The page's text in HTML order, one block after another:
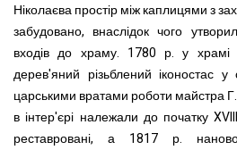
Ніколаєва простір між каплицями з
забудовано, внаслідок чого
входів до храму. 1780 р. у храмі
дерев'яний різьблений іконостас у
царськими вратами роботи майстра
в інтер'єрі належали до початку
реставровані, а 1817 р. наново